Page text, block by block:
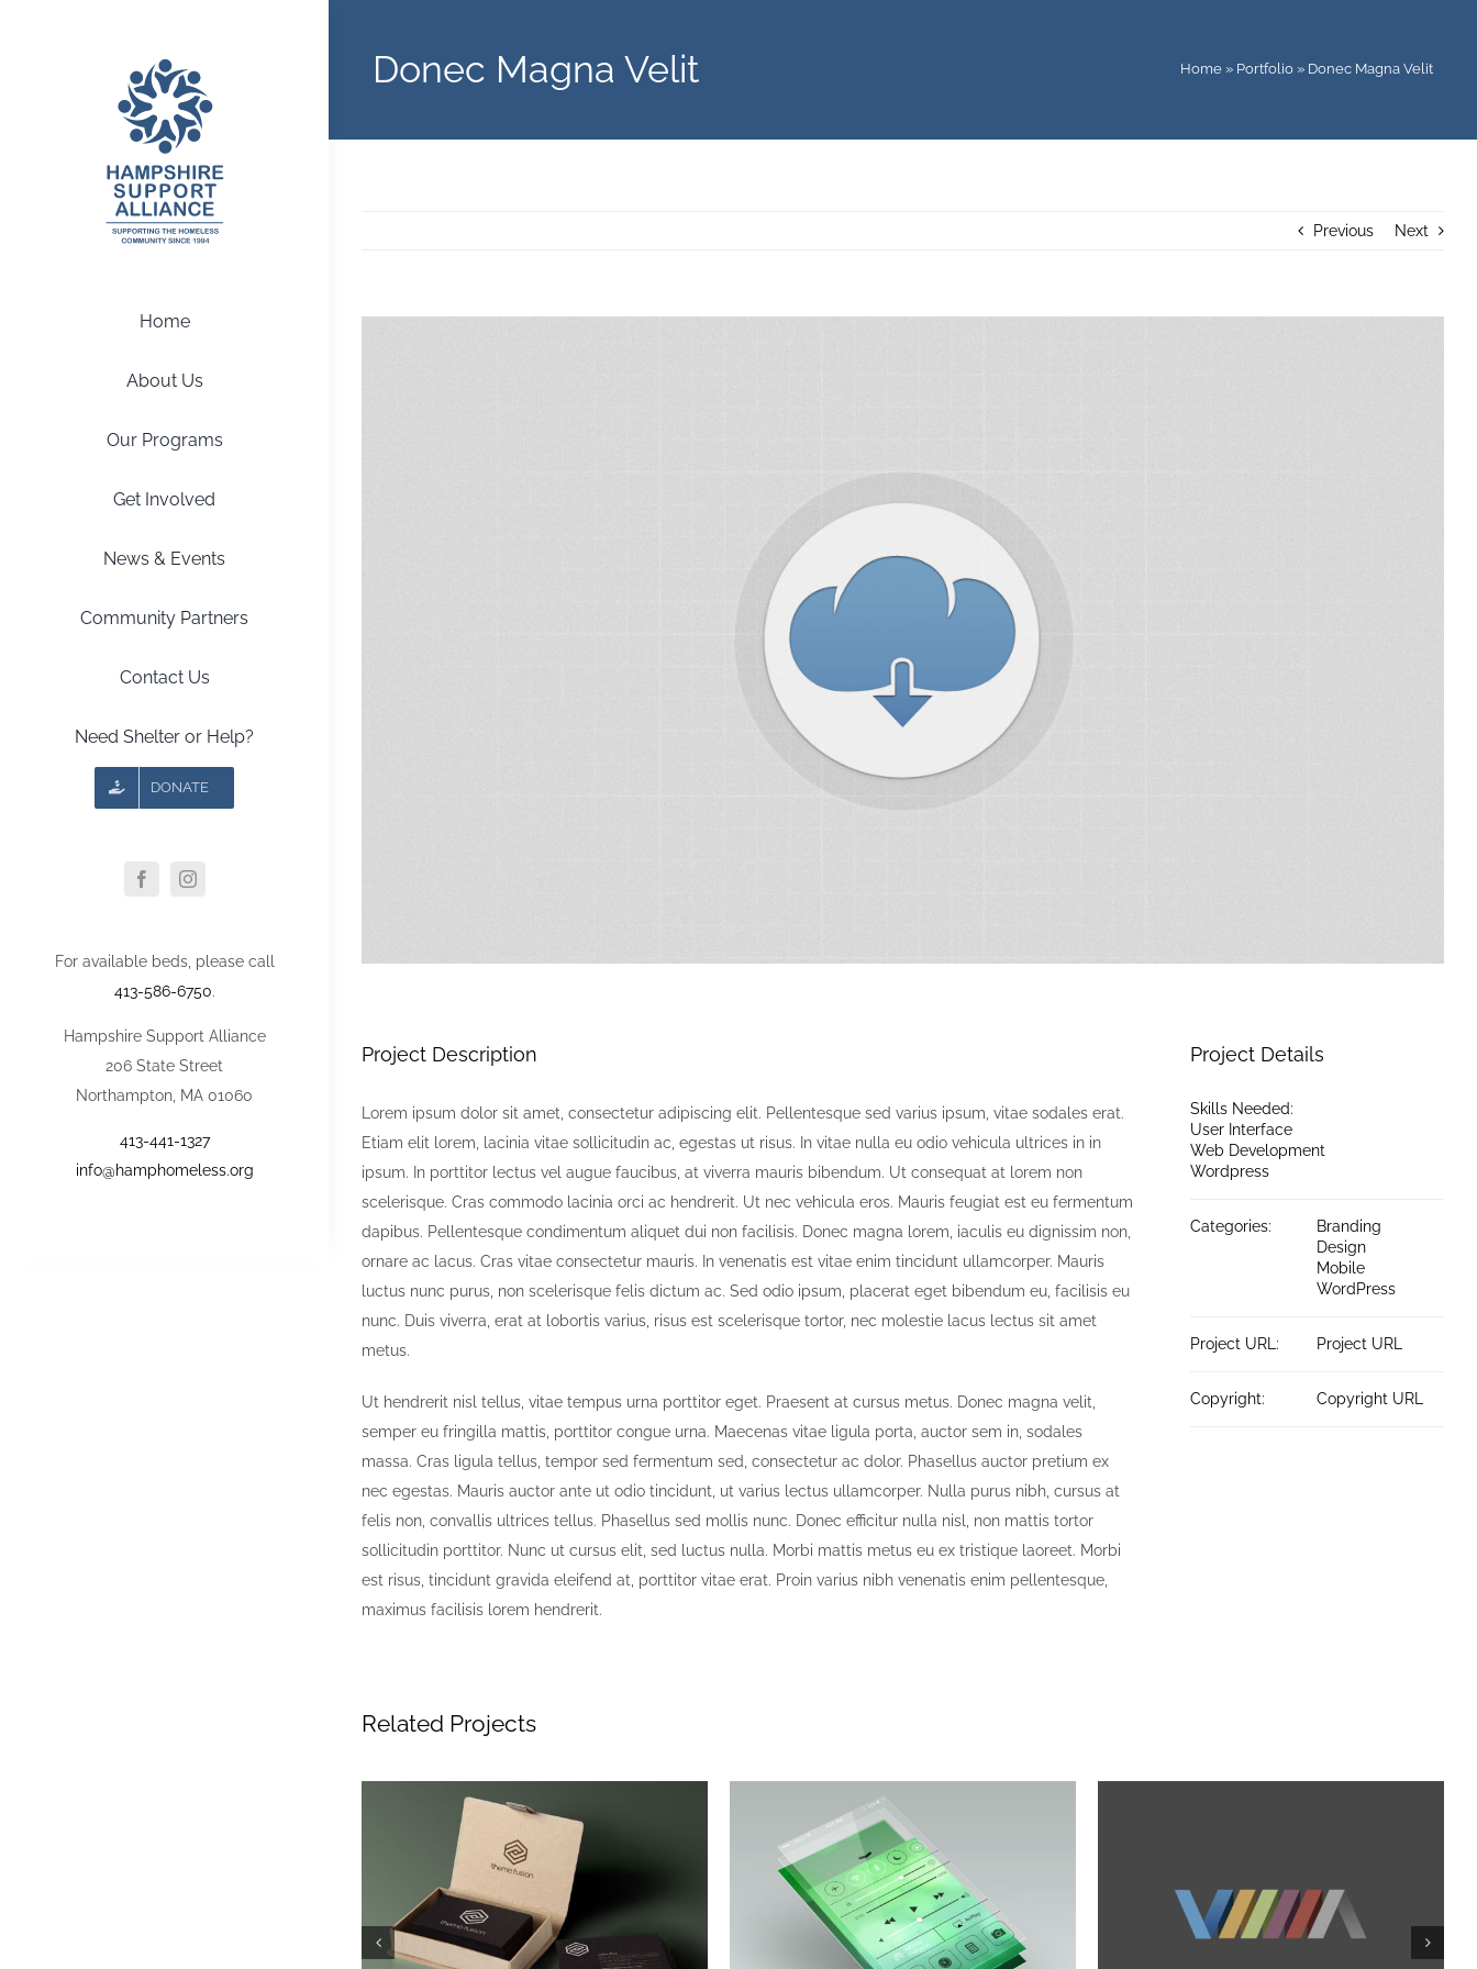
Home
About Us
Our Programs
Get Involved
News & Events
Community Partners
Contact Us
Need Shelter or Help?
DONATE
For available beds, please call
413-586-6750.
Hampshire Support Alliance
206 State Street
Northampton, MA 01060
413-441-1327
info@hamphomeless.org
Donec Magna Velit Home » Portfolio » Donec Magna Velit
Previous Next
Project Description
Lorem ipsum dolor sit amet, consectetur adipiscing elit. Pellentesque sed varius ipsum, vitae sodales erat.
Etiam elit lorem, lacinia vitae sollicitudin ac, egestas ut risus. In vitae nulla eu odio vehicula ultrices in in
ipsum. In porttitor lectus vel augue faucibus, at viverra mauris bibendum. Ut consequat at lorem non
scelerisque. Cras commodo lacinia orci ac hendrerit. Ut nec vehicula eros. Mauris feugiat est eu fermentum
dapibus. Pellentesque condimentum aliquet dui non facilisis. Donec magna lorem, iaculis eu dignissim non,
ornare ac lacus. Cras vitae consectetur mauris. In venenatis est vitae enim tincidunt ullamcorper. Mauris
luctus nunc purus, non scelerisque felis dictum ac. Sed odio ipsum, placerat eget bibendum eu, facilisis eu
nunc. Duis viverra, erat at lobortis varius, risus est scelerisque tortor, nec molestie lacus lectus sit amet
metus.
Ut hendrerit nisl tellus, vitae tempus urna porttitor eget. Praesent at cursus metus. Donec magna velit,
semper eu fringilla mattis, porttitor congue urna. Maecenas vitae ligula porta, auctor sem in, sodales
massa. Cras ligula tellus, tempor sed fermentum sed, consectetur ac dolor. Phasellus auctor pretium ex
nec egestas. Mauris auctor ante ut odio tincidunt, ut varius lectus ullamcorper. Nulla purus nibh, cursus at
felis non, convallis ultrices tellus. Phasellus sed mollis nunc. Donec efficitur nulla nisl, non mattis tortor
sollicitudin porttitor. Nunc ut cursus elit, sed luctus nulla. Morbi mattis metus eu ex tristique laoreet. Morbi
est risus, tincidunt gravida eleifend at, porttitor vitae erat. Proin varius nibh venenatis enim pellentesque,
maximus facilisis lorem hendrerit.
Project Details
Skills Needed:
User Interface
Web Development
Wordpress
Categories:
Branding
Design
Mobile
WordPress
Project URL: Project URL
Copyright: Copyright URL
Related Projects